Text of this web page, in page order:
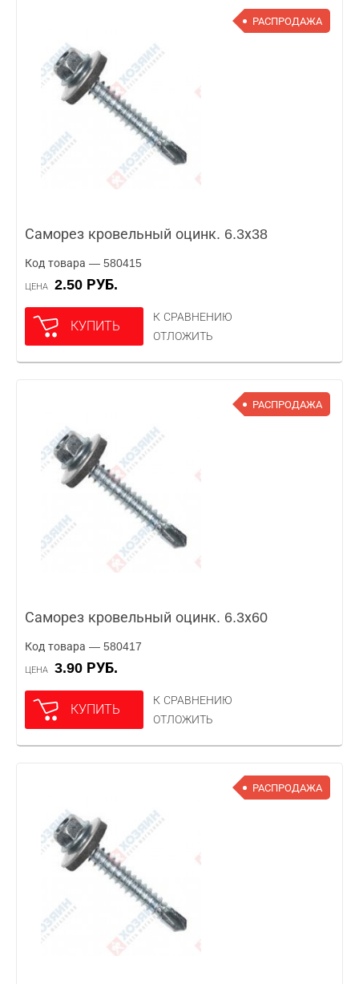
РАСПРОДАЖА
Саморез кровельный оцинк. 6.3х38
Код товара — 580415
ЦЕНА 2.50 РУБ.
КУПИТЬ
К СРАВНЕНИЮ
ОТЛОЖИТЬ
РАСПРОДАЖА
Саморез кровельный оцинк. 6.3х60
Код товара — 580417
ЦЕНА 3.90 РУБ.
КУПИТЬ
К СРАВНЕНИЮ
ОТЛОЖИТЬ
РАСПРОДАЖА